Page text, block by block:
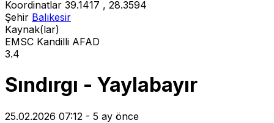
Koordinatlar 39.1417 , 28.3594
Şehir Balıkesir
Kaynak(lar)
EMSC Kandilli AFAD
3.4
Sındırgı - Yaylabayır
25.02.2026 07:12 - 5 ay önce